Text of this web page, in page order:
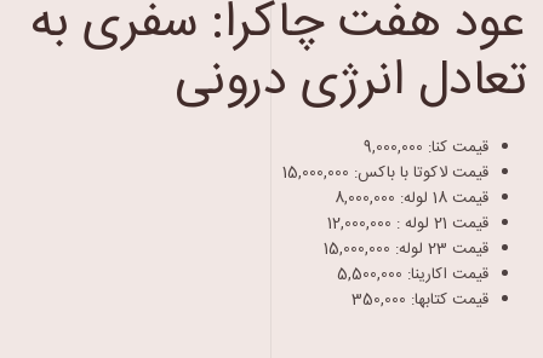
عود هفت چاکرا: سفری به
تعادل انرژی درونی
قیمت کنا: 9,000,000
قیمت لاکوتا با باکس: 15,000,000
قیمت 18 لوله:
8,000,000
قیمت 21 لوله :
12,000,000
قیمت 23 لوله:
15,000,000
قیمت اکارینا: 5,500,000
قیمت کتابها: 350,000